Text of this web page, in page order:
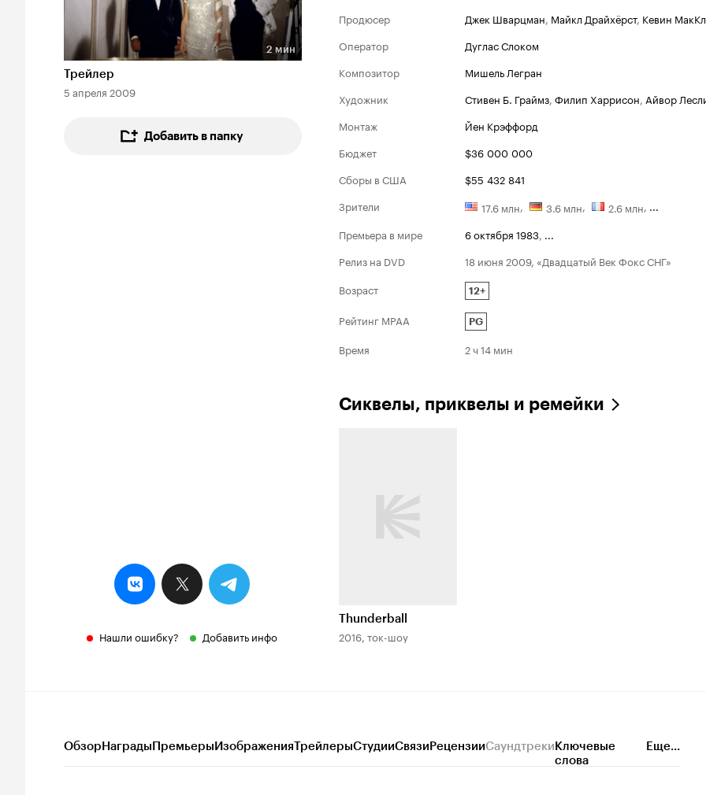
Длительность 2 мин
2 мин
Трейлер
5 апреля 2009
Добавить в папку
Нашли ошибку? Добавить инфо
Продюсер
Джек Шварцман, Майкл Драйхёрст, Кевин
Оператор
Дуглас Слоком
Композитор
Мишель Легран
Художник
Стивен Б. Граймз, Филип Харрисон, Айвор
Монтаж
Йен Крэффорд
Бюджет
$36 000 000
Сборы в США
$55 432 841
Зрители
17.6 млн, 3.6 млн, 2.6 млн, ...
Премьера в мире
6 октября 1983
Релиз на DVD
18 июня 2009, «Двадцатый Век Фокс СНГ»
Возраст
12+
Рейтинг MPAA PG
Время 2 ч 14 мин
Золотой
Сиквелы, приквелы и ремейки
Thunderball
2016, ток-шоу
ОбзорНаградыПремьерыИзображенияТрейлерыСтудииСвязиРецензииСаундтрекиКлючевые
слова
Еще...